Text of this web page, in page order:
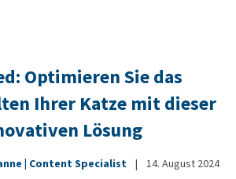
Optimieren Sie das
Ihrer Katze mit dieser
Lösung
| Content Specialist | 14. August 2024